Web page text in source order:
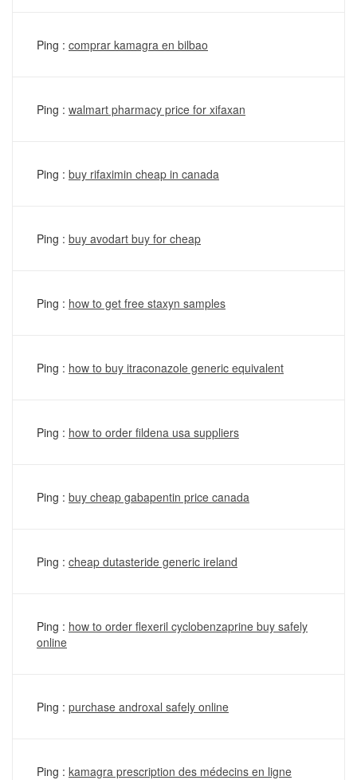
Ping : comprar kamagra en bilbao
Ping : walmart pharmacy price for xifaxan
Ping : buy rifaximin cheap in canada
Ping : buy avodart buy for cheap
Ping : how to get free staxyn samples
Ping : how to buy itraconazole generic equivalent
Ping : how to order fildena usa suppliers
Ping : buy cheap gabapentin price canada
Ping : cheap dutasteride generic ireland
Ping : how to order flexeril cyclobenzaprine buy safely
online
Ping : purchase androxal safely online
Ping : kamagra prescription des médecins en ligne